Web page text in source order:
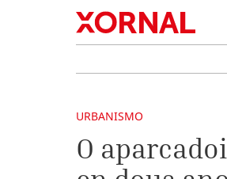
URBANISMO
O